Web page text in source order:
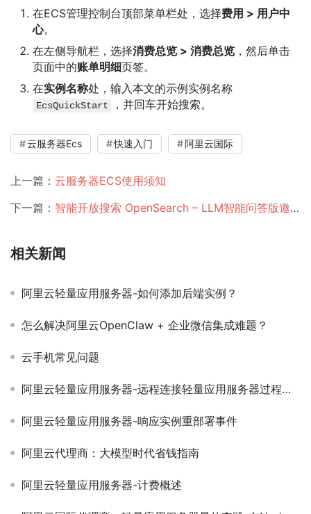
在ECS管理控制台顶部菜单栏处，选择费用 > 用户中
心。
在左侧导航栏，选择消费总览 > 消费总览 ，然后单击
页面中的账单明细页签。
在实例名称处，输入本文的示例实例名称
EcsQuickStart ，并回车开始搜索。
云服务器Ecs 快速入门 阿里云国际
上一篇： 云服务器ECS使用须知
下一篇： 智能开放搜索 OpenSearch – LLM智能问答版邀测发布
相关新闻
阿里云轻量应用服务器-如何添加后端实例？
怎么解决阿里云OpenClaw + 企业微信集成难题？
云手机常见问题
阿里云轻量应用服务器-远程连接轻量应用服务器过程中可能存在的问题有哪些？
阿里云轻量应用服务器-响应实例重部署事件
阿里云代理商：大模型时代省钱指南
阿里云轻量应用服务器-计费概述